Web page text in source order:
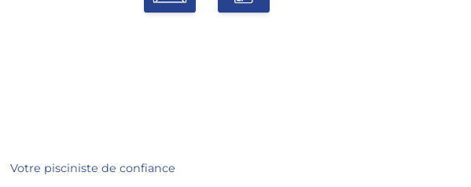
Votre pisciniste de confiance